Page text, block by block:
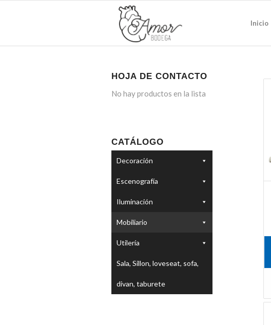
Inicio
HOJA DE CONTACTO
No hay productos en la lista
CATÁLOGO
Decoración
Escenografía
Iluminación
Mobiliario
Utilería
Sala, Sillon, loveseat, sofa,
divan, taburete